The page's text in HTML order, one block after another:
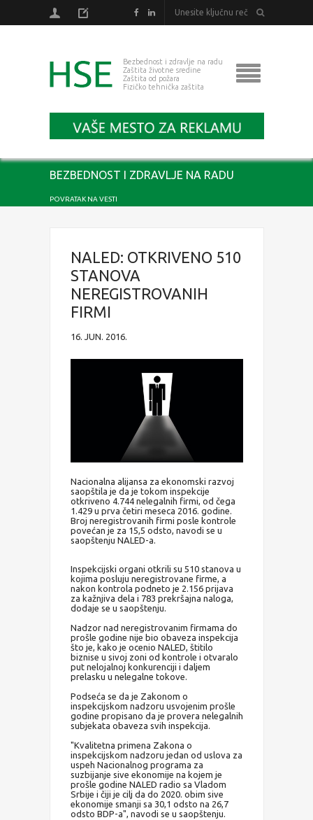
Bezbednost i zdravlje na radu
Zaštita životne sredine
Zaštita od požara
Fizičko tehnička zaštita
BEZBEDNOST I ZDRAVLJE NA RADU
POVRATAK NA VESTI
NALED: OTKRIVENO 510
STANOVA
NEREGISTROVANIH
FIRMI
16. JUN. 2016.
Nacionalna alijansa za ekonomski razvoj
saopštila je da je tokom inspekcije
otkriveno 4.744 nelegalnih firmi, od čega
1.429 u prva četiri meseca 2016. godine.
Broj neregistrovanih firmi posle kontrole
povećan je za 15,5 odsto, navodi se u
saopštenju NALED-a.
Inspekcijski organi otkrili su 510 stanova u
kojima posluju neregistrovane firme, a
nakon kontrola podneto je 2.156 prijava
za kažnjiva dela i 783 prekršajna naloga,
dodaje se u saopštenju.
Nadzor nad neregistrovanim firmama do
prošle godine nije bio obaveza inspekcija
što je, kako je ocenio NALED, štitilo
biznise u sivoj zoni od kontrole i otvaralo
put nelojalnoj konkurenciji i daljem
prelasku u nelegalne tokove.
Podseća se da je Zakonom o
inspekcijskom nadzoru usvojenim prošle
godine propisano da je provera nelegalnih
subjekata obaveza svih inspekcija.
"Kvalitetna primena Zakona o
inspekcijskom nadzoru jedan od uslova za
uspeh Nacionalnog programa za
suzbijanje sive ekonomije na kojem je
prošle godine NALED radio sa Vladom
Srbije i čiji je cilj da do 2020. obim sive
ekonomije smanji sa 30,1 odsto na 26,7
odsto BDP-a", navodi se u saopštenju.